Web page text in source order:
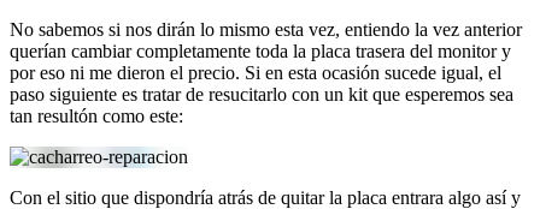
No sabemos si nos dirán lo mismo esta vez, entiendo la vez anterior
querían cambiar completamente toda la placa trasera del monitor y
por eso ni me dieron el precio. Si en esta ocasión sucede igual, el
paso siguiente es tratar de resucitarlo con un kit que esperemos sea
tan resultón como este:
Con el sitio que dispondría atrás de quitar la placa entrara algo así y